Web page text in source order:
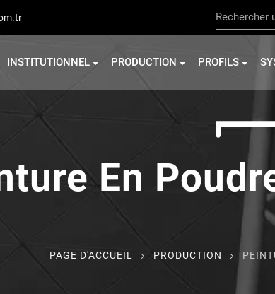
INSTITUTIONNEL PRODUCTION PROFILS
En
PAGE D'ACCUEIL PRODUCTION